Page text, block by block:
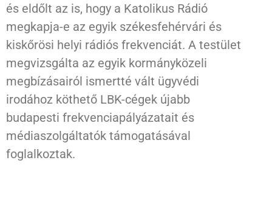
és eldőlt az is, hogy a Katolikus Rádió
megkapja-e az egyik székesfehérvári és
kiskőrösi helyi rádiós frekvenciát. A testület
megvizsgálta az egyik kormányközeli
megbízásairól ismertté vált ügyvédi
irodához köthető LBK-cégek újabb
budapesti frekvenciapályázatait és
médiaszolgáltatók támogatásával
foglalkoztak.